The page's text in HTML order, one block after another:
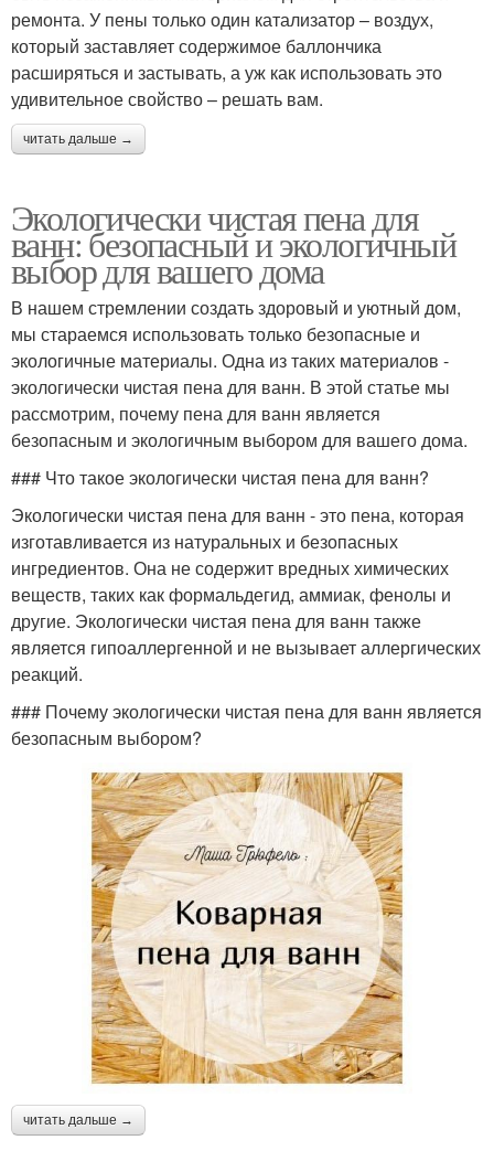
ремонта. У пены только один катализатор – воздух,
который заставляет содержимое баллончика
расширяться и застывать, а уж как использовать это
удивительное свойство – решать вам.
читать дальше →
Экологически чистая пена для
ванн: безопасный и экологичный
выбор для вашего дома
В нашем стремлении создать здоровый и уютный дом,
мы стараемся использовать только безопасные и
экологичные материалы. Одна из таких материалов -
экологически чистая пена для ванн. В этой статье мы
рассмотрим, почему пена для ванн является
безопасным и экологичным выбором для вашего дома.
### Что такое экологически чистая пена для ванн?
Экологически чистая пена для ванн - это пена, которая
изготавливается из натуральных и безопасных
ингредиентов. Она не содержит вредных химических
веществ, таких как формальдегид, аммиак, фенолы и
другие. Экологически чистая пена для ванн также
является гипоаллергенной и не вызывает аллергических
реакций.
### Почему экологически чистая пена для ванн является
безопасным выбором?
читать дальше →